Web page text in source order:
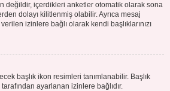
değildir, içerdikleri anketler otomatik olarak sona
dolayı kilitlenmiş olabilir. Ayrıca mesaj
izinlere bağlı olarak kendi başlıklarınızı
başlık ikon resimleri tanımlanabilir. Başlık
tarafından ayarlanan izinlere bağlıdır.